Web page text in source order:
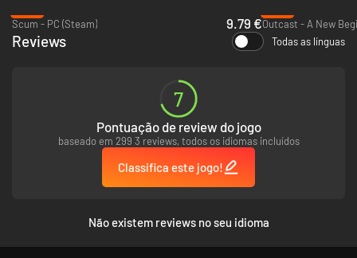
Scum - PC (Steam)
9.79 €Outcast - A New
Reviews Todas as línguas
7
Pontuação de review do jogo
baseado em 299 3 reviews, todos os idiomas incluídos
Classifica este jogo!
Não existem reviews no seu idioma